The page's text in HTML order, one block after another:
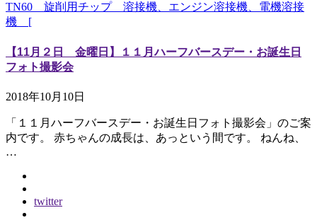
TN60 旋削用チップ 溶接機、エンジン溶接機、電機溶接
機 [
【11月２日 金曜日】１１月ハーフバースデー・お誕生日
フォト撮影会
2018年10月10日
「１１月ハーフバースデー・お誕生日フォト撮影会」のご案
内です。 赤ちゃんの成長は、あっという間です。 ねんね、
…
twitter